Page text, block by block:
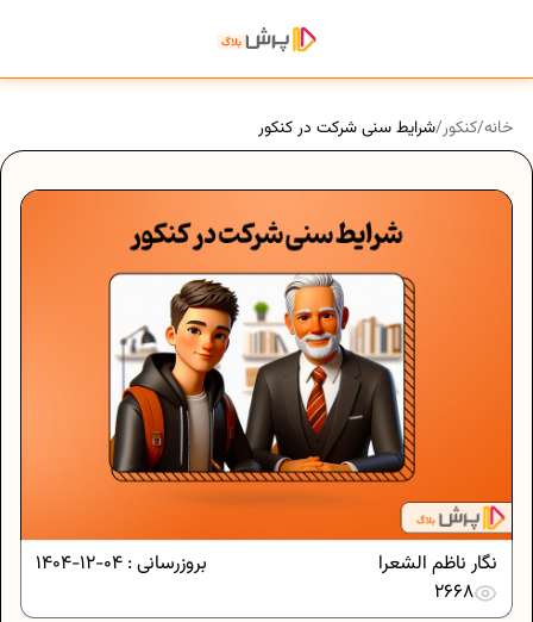
خانه/کنکور/شرایط سنی شرکت در کنکور
بروزرسانی : 04-12-1404
نگار ناظم الشعرا
2668